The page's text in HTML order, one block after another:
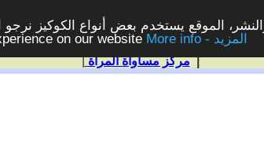
الموقع يستخدم بعض أنواع الكوكيز
on our website
More info - المزيد
| مركز مساواة المرأة|